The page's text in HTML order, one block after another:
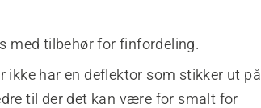
med tilbehør for finfordeling.
har en deflektor som stikker ut på
til der det kan være for smalt for